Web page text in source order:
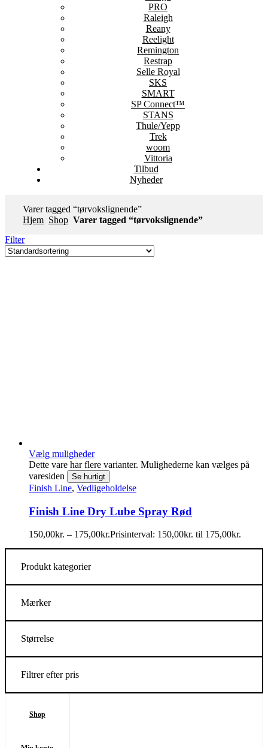
PRO
Raleigh
Reany
Reelight
Remington
Restrap
Selle Royal
SKS
SMART
SP Connect™
STANS
Thule/Yepp
Trek
woom
Vittoria
Tilbud
Nyheder
Varer tagged “tørvokslignende”
Hjem Shop Varer tagged “tørvokslignende”
Filter
Vælg muligheder
Dette vare har flere varianter. Mulighederne kan vælges på
varesiden
Se hurtigt
Finish Line, Vedligeholdelse
Finish Line Dry Lube Spray Rød
150,00kr. – 175,00kr.Prisinterval: 150,00kr. til 175,00kr.
Produkt kategorier
Mærker
Størrelse
Filtrer efter pris
Shop